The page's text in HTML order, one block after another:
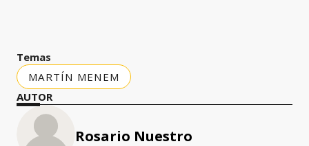
Temas
MARTÍN MENEM
AUTOR
Rosario Nuestro